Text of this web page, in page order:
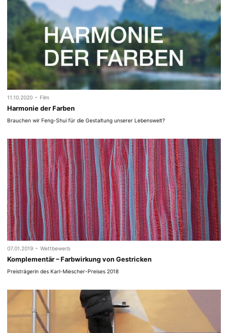
11.10.2020 - Film
Harmonie der Farben
Brauchen wir Feng-Shui für die Gestaltung unserer Lebenswelt?
07.01.2019 - Wettbewerb
Komplementär – Farbwirkung von Gestricken
Preisträgerin des Karl-Miescher-Preises 2018